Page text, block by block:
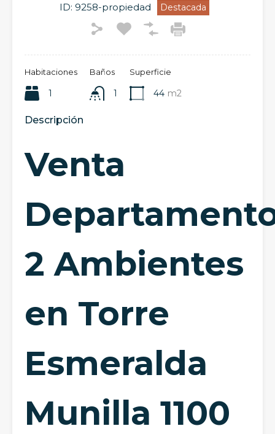
ID: 9258-propiedad Destacada
Habitaciones
1
Baños
1
Superficie
44 m2
Descripción
Venta
2 Ambientes
en Torre
Esmeralda
Munilla 1100